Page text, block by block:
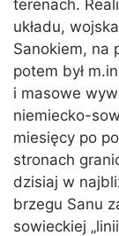
terenach.
układu,
Sanokiem, na
potem był
i masowe
niemiecko-
miesięcy po
stronach
dzisiaj w
brzegu Sanu
sowieckiej